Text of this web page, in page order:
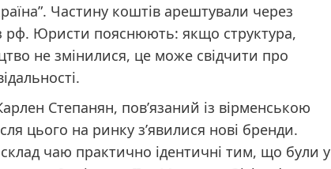
Частину коштів арештували через
з рф. Юристи пояснюють: якщо структура,
не змінилися, це може свідчити про
Степанян, пов’язаний із вірменською
цього на ринку з’явилися нові бренди.
чаю практично ідентичні тим, що були у